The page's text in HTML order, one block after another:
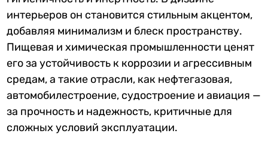
интерьеров он становится стильным акцентом,
добавляя минимализм и блеск пространству.
Пищевая и химическая промышленности ценят
его за устойчивость к коррозии и агрессивным
средам, а такие отрасли, как нефтегазовая,
автомобилестроение, судостроение и авиация —
за прочность и надежность, критичные для
сложных условий эксплуатации.